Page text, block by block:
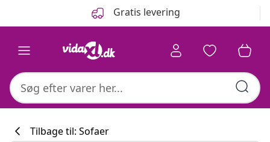
Gratis levering
Tilbage til: Sofaer